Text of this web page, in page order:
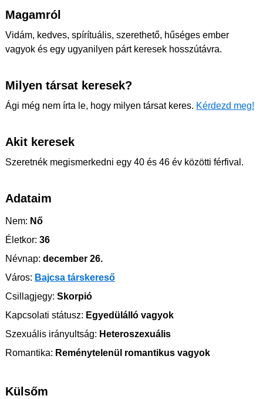
Magamról
Vidám, kedves, spírítuális, szerethető, hűséges ember
vagyok és egy ugyanilyen párt keresek hosszútávra.
Milyen társat keresek?
Ági még nem írta le, hogy milyen társat keres. Kérdezd meg!
Akit keresek
Szeretnék megismerkedni egy 40 és 46 év közötti férfival.
Adataim
Nem: Nő
Életkor: 36
Névnap: december 26.
Város: Bajcsa társkereső
Csillagjegy: Skorpió
Kapcsolati státusz: Egyedülálló vagyok
Szexuális irányultság: Heteroszexuális
Romantika: Reménytelenül romantikus vagyok
Külsőm